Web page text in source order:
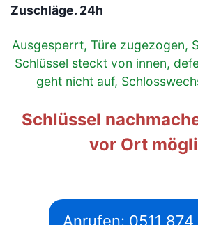
Zuschläge. 24h
Ausgesperrt, Türe zugezogen,
Schlüssel steckt von innen,
geht nicht auf,
Schlüssel
vor Ort
Anrufen: 0511